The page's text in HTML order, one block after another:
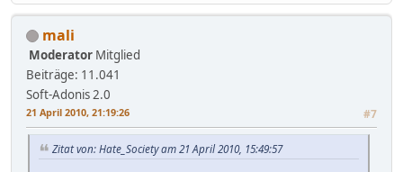
mali
Moderator Mitglied
Beiträge: 11.041
Soft-Adonis 2.0
21 April 2010, 21:19:26 #7
Zitat von: Hate_Society am 21 April 2010, 15:49:57